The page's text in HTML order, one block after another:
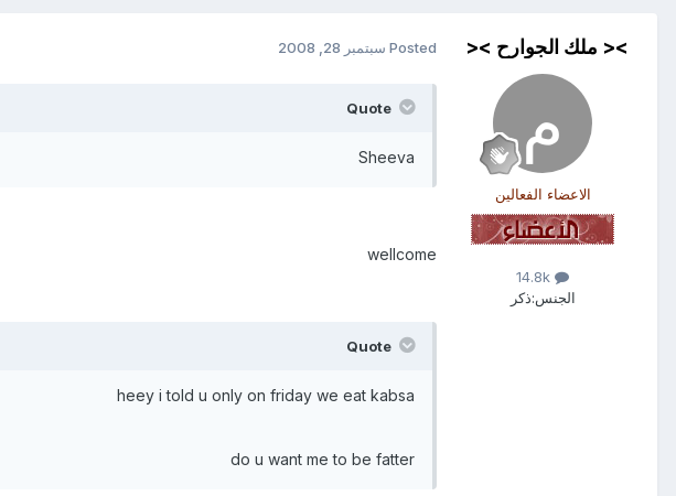
>< ملك الجوارح ><
الاعضاء الفعالين
الجنس:ذكر
Posted سبتمبر 28, 2008
Sheeva
wellcome
heey i told u only on friday we eat kabsa
do u want me to be fatter